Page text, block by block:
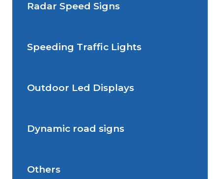
Situations de signalisation
Situations de signalisation
Radar Speed Signs
Radar Speed Sign
Speeding Traffic Lights
Speeding Traffic Light
Outdoor Led Displays
Outdoor Led Display
Dynamic road signs
Dynamic road signs
Others